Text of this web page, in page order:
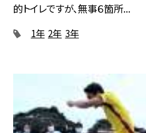
的トイレですが、無事６箇所...
1年 2年 3年